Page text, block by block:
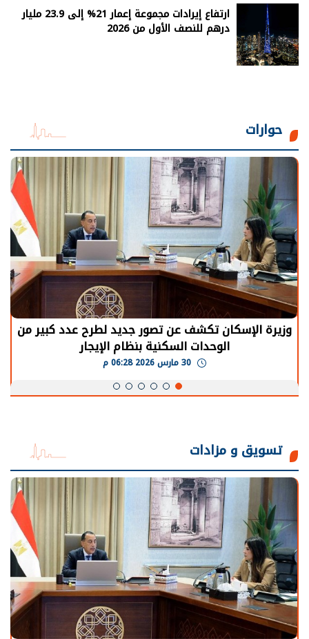
ارتفاع إيرادات مجموعة إعمار 21% إلى 23.9 مليار
درهم للنصف الأول من 2026
حوارات
وزيرة الإسكان تكشف عن تصور جديد لطرح عدد كبير من
الوحدات السكنية بنظام الإيجار
تسويق و مزادات